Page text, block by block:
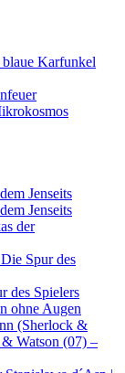
Karfunkel
Jenseits
Jenseits
der
Spur des
des Spielers
ohne Augen
(Sherlock &
Watson (07) –